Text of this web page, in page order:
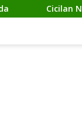
Cicilan Ninja 2